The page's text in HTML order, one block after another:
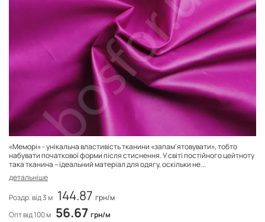
«Меморі» - унікальна властивість тканини «запам'ятовувати», тобто
набувати початкової форми після стиснення. У світі постійного цейтноту
така тканина – ідеальний матеріал для одягу, оскільки не...
детальніше
Роздр. від 3 м 144.87 грн/м
Опт від 100 м 56.67 грн/м